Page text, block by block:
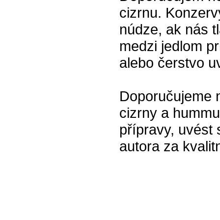
cizrnu.
núdze, ak nás
medzi jedlom
alebo čerstvo
Doporučujeme
cizrny a
přípravy, uvést
autora za